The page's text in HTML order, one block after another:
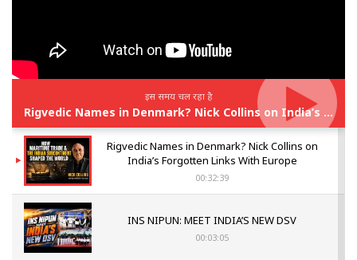
इस समय चल रहा है
Rigvedic Names in Denmark? Nick Collins on India’s Forgotten Links With Europe
Rigvedic Names in Denmark? Nick Collins on
India’s Forgotten Links With Europe
00:32:39
INS NIPUN: MEET INDIA’S NEW DSV
00:03:05